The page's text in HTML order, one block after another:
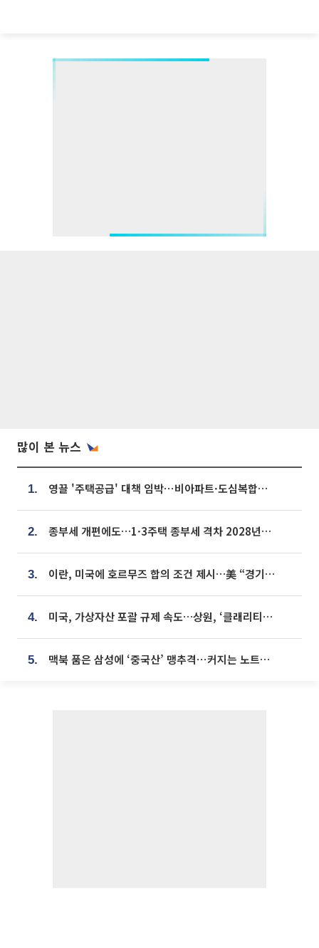
많이 본 뉴스
1. 영끌 '주택공급' 대책 임박⋯비아파트·도심복합까지 총동원
2. 종부세 개편에도…1·3주택 종부세 격차 2028년부터 확대
3. 이란, 미국에 호르무즈 합의 조건 제시…美 “경기 아직 안 끝나” [종합]
4. 미국, 가상자산 포괄 규제 속도…상원, ‘클래리티법’ 9월 절차투표 추진
5. 맥북 품은 삼성에 ‘중국산’ 맹추격⋯커지는 노트북 OLED 시장